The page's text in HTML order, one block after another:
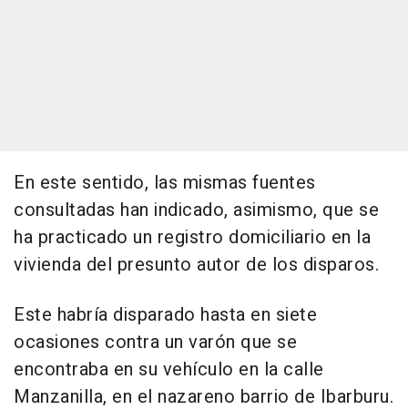
En este sentido, las mismas fuentes
consultadas han indicado, asimismo, que se
ha practicado un registro domiciliario en la
vivienda del presunto autor de los disparos.
Este habría disparado hasta en siete
ocasiones contra un varón que se
encontraba en su vehículo en la calle
Manzanilla, en el nazareno barrio de Ibarburu.